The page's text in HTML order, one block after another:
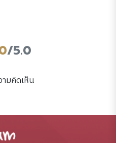
/5.0
มคิดเห็น